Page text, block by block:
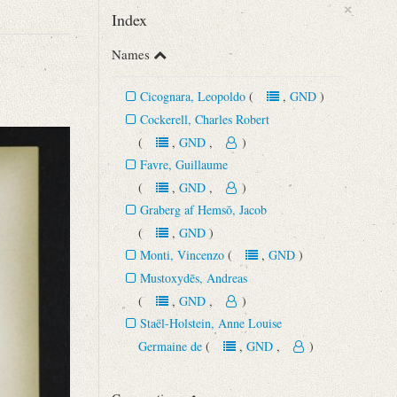
4. Serie, S. 317‒318.
×
Index
Names
Cicognara, Leopoldo (, GND)
Cockerell, Charles Robert
(, GND, )
Favre, Guillaume
(, GND, )
Graberg af Hemsŏ, Jacob
(, GND)
Monti, Vincenzo (, GND)
Mustoxydēs, Andreas
(, GND, )
Staël-Holstein, Anne Louise
Germaine de (, GND, )